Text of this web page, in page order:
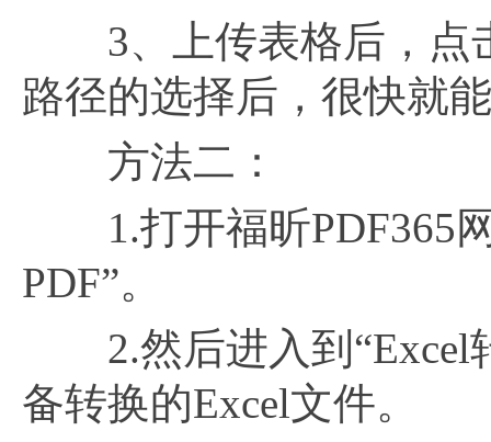
3、上传表格后，点
路径的选择后，很快就
方法二：
1.打开福昕PDF365网
PDF”。
2.然后进入到“Excel
备转换的Excel文件。